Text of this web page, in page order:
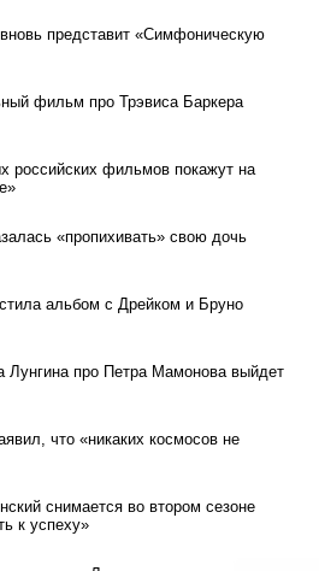
представит «Симфоническую
фильм про Трэвиса Баркера
российских фильмов покажут на
«пропихивать» свою дочь
альбом с Дрейком и Бруно
про Петра Мамонова выйдет
что «никаких космосов не
снимается во втором сезоне
к успеху»